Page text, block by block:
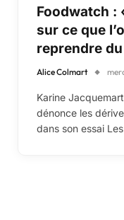
Foodwatch :
sur ce que
reprendre
Alice Colmart
Karine
dénonce les
dans son essai